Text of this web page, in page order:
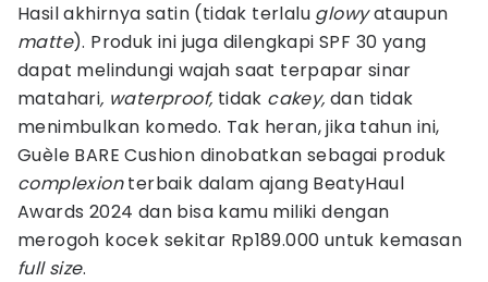
Hasil akhirnya satin (tidak terlalu glowyataupun
matte). Produk ini juga dilengkapi SPF 30 yang
dapat melindungi wajah saat terpapar sinar
matahari, waterproof, tidak cakey, dan tidak
menimbulkan komedo. Tak heran, jika tahun ini,
Guèle BARE Cushion dinobatkan sebagai produk
complexionterbaik dalam ajang BeatyHaul
Awards 2024 dan bisa kamu miliki dengan
merogoh kocek sekitar Rp189.000 untuk kemasan
full size.